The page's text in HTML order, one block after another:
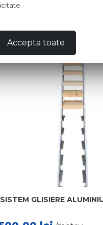
stoc
SISTEM GLISIERE
Accepta toate